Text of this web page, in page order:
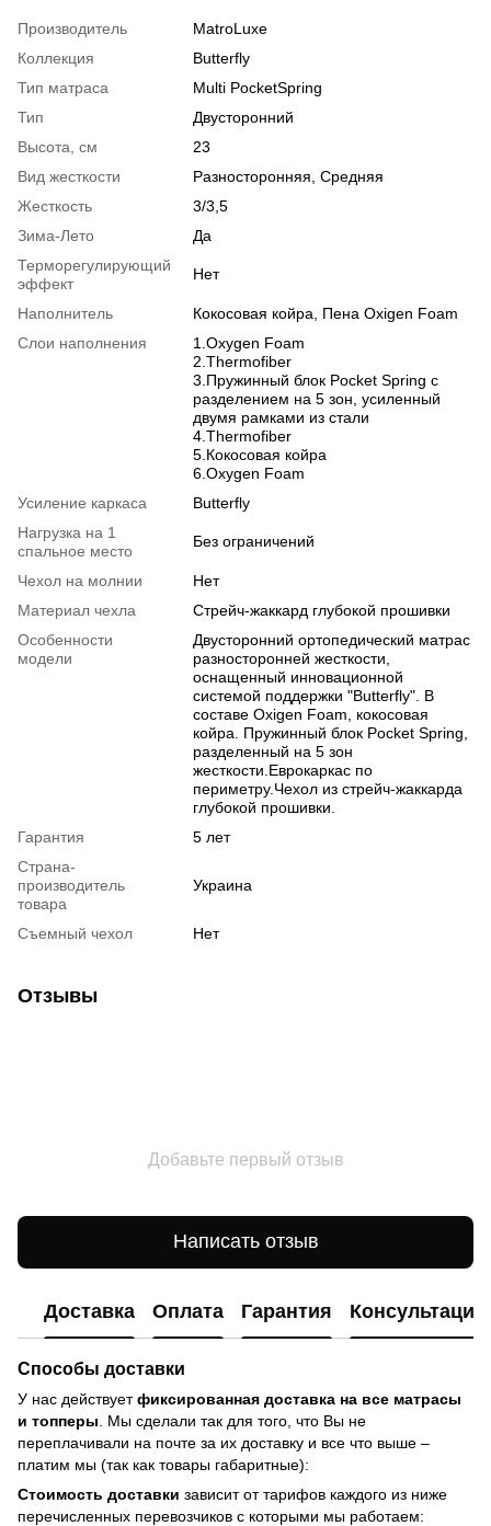
Производитель
MatroLuxe
Коллекция
Butterfly
Тип матраса
Multi PocketSpring
Тип
Двусторонний
Высота, см
23
Вид жесткости
Разносторонняя, Средняя
Жесткость
3/3,5
Зима-Лето
Да
Терморегулирующий
эффект
Нет
Наполнитель
Кокосовая койра, Пена Oxigen Foam
Слои наполнения
1.Oxygen Foam
2.Thermofiber
3.Пружинный блок Pocket Spring с
разделением на 5 зон, усиленный
двумя рамками из стали
4.Thermofiber
5.Кокосовая койра
6.Oxygen Foam
Усиление каркаса
Butterfly
Нагрузка на 1
спальное место
Без ограничений
Чехол на молнии
Нет
Материал чехла
Стрейч-жаккард глубокой прошивки
Особенности
модели
Двусторонний ортопедический матрас
разносторонней жесткости,
оснащенный инновационной
системой поддержки "Butterfly". В
составе Oxigen Foam, кокосовая
койра. Пружинный блок Pocket Spring,
разделенный на 5 зон
жесткости.Еврокаркас по
периметру.Чехол из стрейч-жаккарда
глубокой прошивки.
Гарантия
5 лет
Страна-
производитель
товара
Украина
Съемный чехол Нет
Отзывы
Добавьте первый отзыв
Написать отзыв
Доставка Оплата Гарантия Консультация
Способы доставки
У нас действуетфиксированная доставка на все матрасы
и топперы . Мы сделали так для того, что Вы не
переплачивали на почте за их доставку и все что выше –
платим мы (так как товары габаритные):
Стоимость доставки зависит от тарифов каждого из ниже
перечисленных перевозчиков с которыми мы работаем: